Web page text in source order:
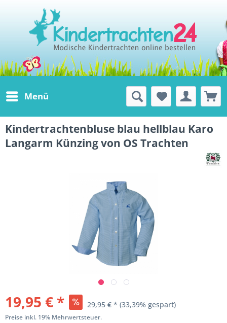
Menü
Kindertrachtenbluse blau hellblau Karo
Langarm Künzing von OS Trachten
19,95 € * 29,95 € * (33,39% gespart)
Preise inkl. 19% Mehrwertsteuer.